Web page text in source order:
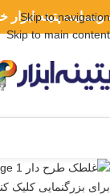
Skip to navigation
Skip to main content
وبسایت پتینه ابزار
برای بزرگنمایی کلیک